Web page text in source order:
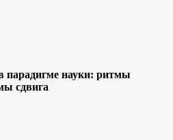
парадигме науки: ритмы
сдвига